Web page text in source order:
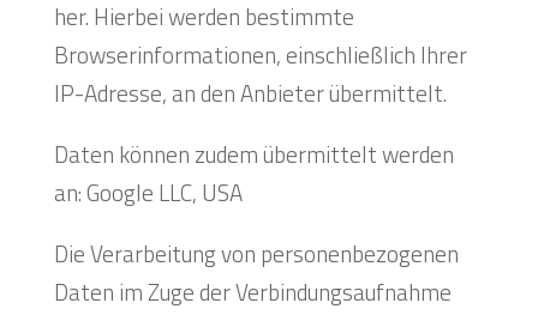
her. Hierbei werden bestimmte
Browserinformationen, einschließlich Ihrer
IP-Adresse, an den Anbieter übermittelt.
Daten können zudem übermittelt werden
an: Google LLC, USA
Die Verarbeitung von personenbezogenen
Daten im Zuge der Verbindungsaufnahme